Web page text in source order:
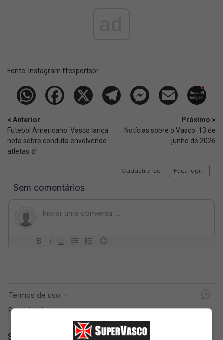
Fonte: Instagram ffesportsbr
< Anterior
Futebol Americano: Vasco lança
nota sobre conduta envolvendo
atletas 🏈
Próximo >
Notícias sobre o Vasco: 13 de
junho de 2026
SuperVasco